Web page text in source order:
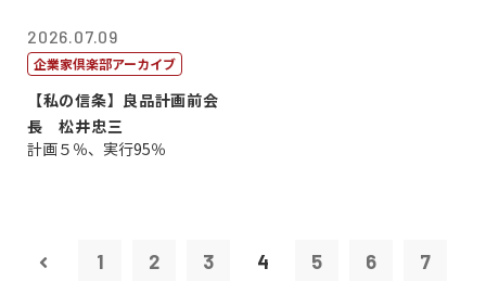
2026.07.09
企業家倶楽部アーカイブ
【私の信条】良品計画前会
長 松井忠三
計画５％、実行95％
1 2 3 4 5 6 7